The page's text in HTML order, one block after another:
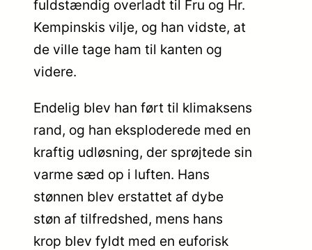
fuldstændig overladt til Fru og Hr.
Kempinskis vilje, og han vidste, at
de ville tage ham til kanten og
videre.
Endelig blev han ført til klimaksens
rand, og han eksploderede med en
kraftig udløsning, der sprøjtede sin
varme sæd op i luften. Hans
stønnen blev erstattet af dybe
støn af tilfredshed, mens hans
krop blev fyldt med en euforisk